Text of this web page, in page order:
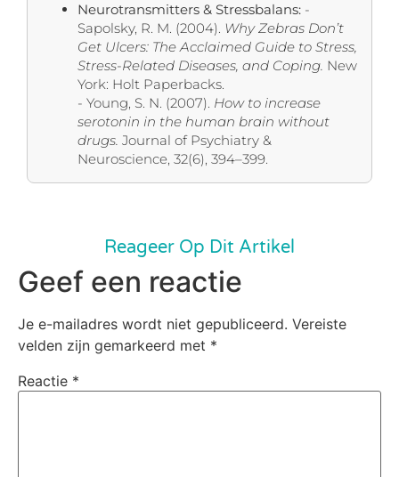
Neurotransmitters & Stressbalans: -
Sapolsky, R. M. (2004). Why Zebras Don’t
Get Ulcers: The Acclaimed Guide to Stress,
Stress-Related Diseases, and Coping. New
York: Holt Paperbacks.
- Young, S. N. (2007). How to increase
serotonin in the human brain without
drugs. Journal of Psychiatry &
Neuroscience, 32(6), 394–399.
Reageer Op Dit Artikel
Geef een reactie
Je e-mailadres wordt niet gepubliceerd. Vereiste
velden zijn gemarkeerd met *
Reactie *